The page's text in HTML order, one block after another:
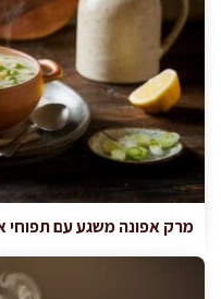
מרק אפונה משגע עם